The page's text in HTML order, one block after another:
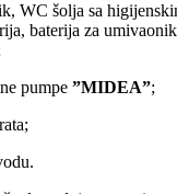
WC šolja sa
baterija za
pumpe ”MIDEA”;